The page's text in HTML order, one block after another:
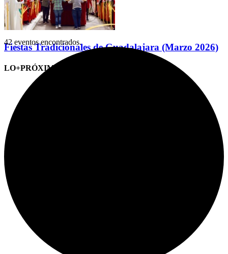
Fiestas Tradicionales de Guadalajara (Marzo 2026)
LO+PRÓXIMO (CITAS)
42 eventos encontrados.